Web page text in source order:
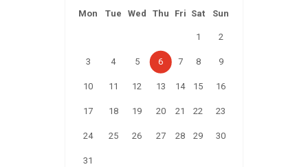
Mon Tue Wed Thu Fri Sat Sun
1 2
3 4 5 6 7 8 9
10 11 12 13 14 15 16
17 18 19 20 21 22 23
24 25 26 27 28 29 30
31